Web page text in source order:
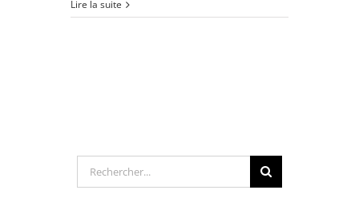
MBSE
Lire la suite
Rechercher: